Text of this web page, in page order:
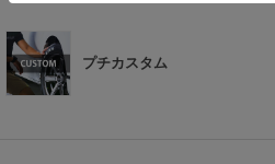
プチカスタム